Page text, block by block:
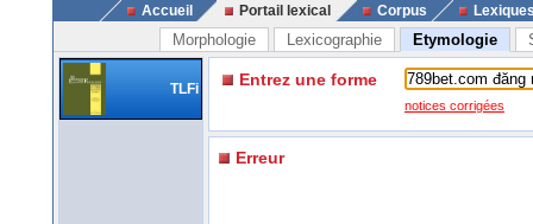
Accueil Portail lexical Corpus
Morphologie Lexicographie Etymologie
TLFi Entrez une forme
notices corrigées
Erreur